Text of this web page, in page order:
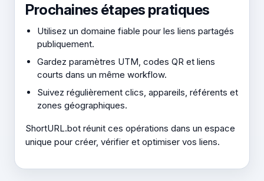
Prochaines étapes pratiques
Utilisez un domaine fiable pour les liens partagés
publiquement.
Gardez paramètres UTM, codes QR et liens
courts dans un même workflow.
Suivez régulièrement clics, appareils, référents et
zones géographiques.
ShortURL.bot réunit ces opérations dans un espace
unique pour créer, vérifier et optimiser vos liens.